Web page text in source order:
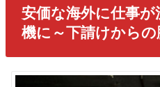
安価な海外に仕事
機に～下請けからの